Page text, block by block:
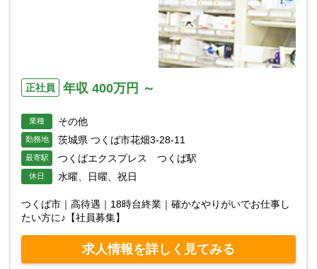
正社員 年収 400万円 ～
業種 その他
勤務地 茨城県 つくば市花畑3-28-11
最寄駅 つくばエクスプレス つくば駅
休日 水曜、日曜、祝日
つくば市｜高待遇｜18時台終業｜確かなやりがいでお仕事し
たい方に♪【社員募集】
求人情報を詳しく見てみる